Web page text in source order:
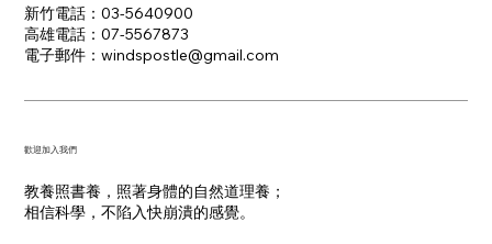
新竹電話：03-5640900
高雄電話：07-5567873
電子郵件：​windspostle@gmail.com
​歡迎加入我們
教養照書養，照著身體的自然道理養；
​相信科學，不陷入快崩潰的感覺。